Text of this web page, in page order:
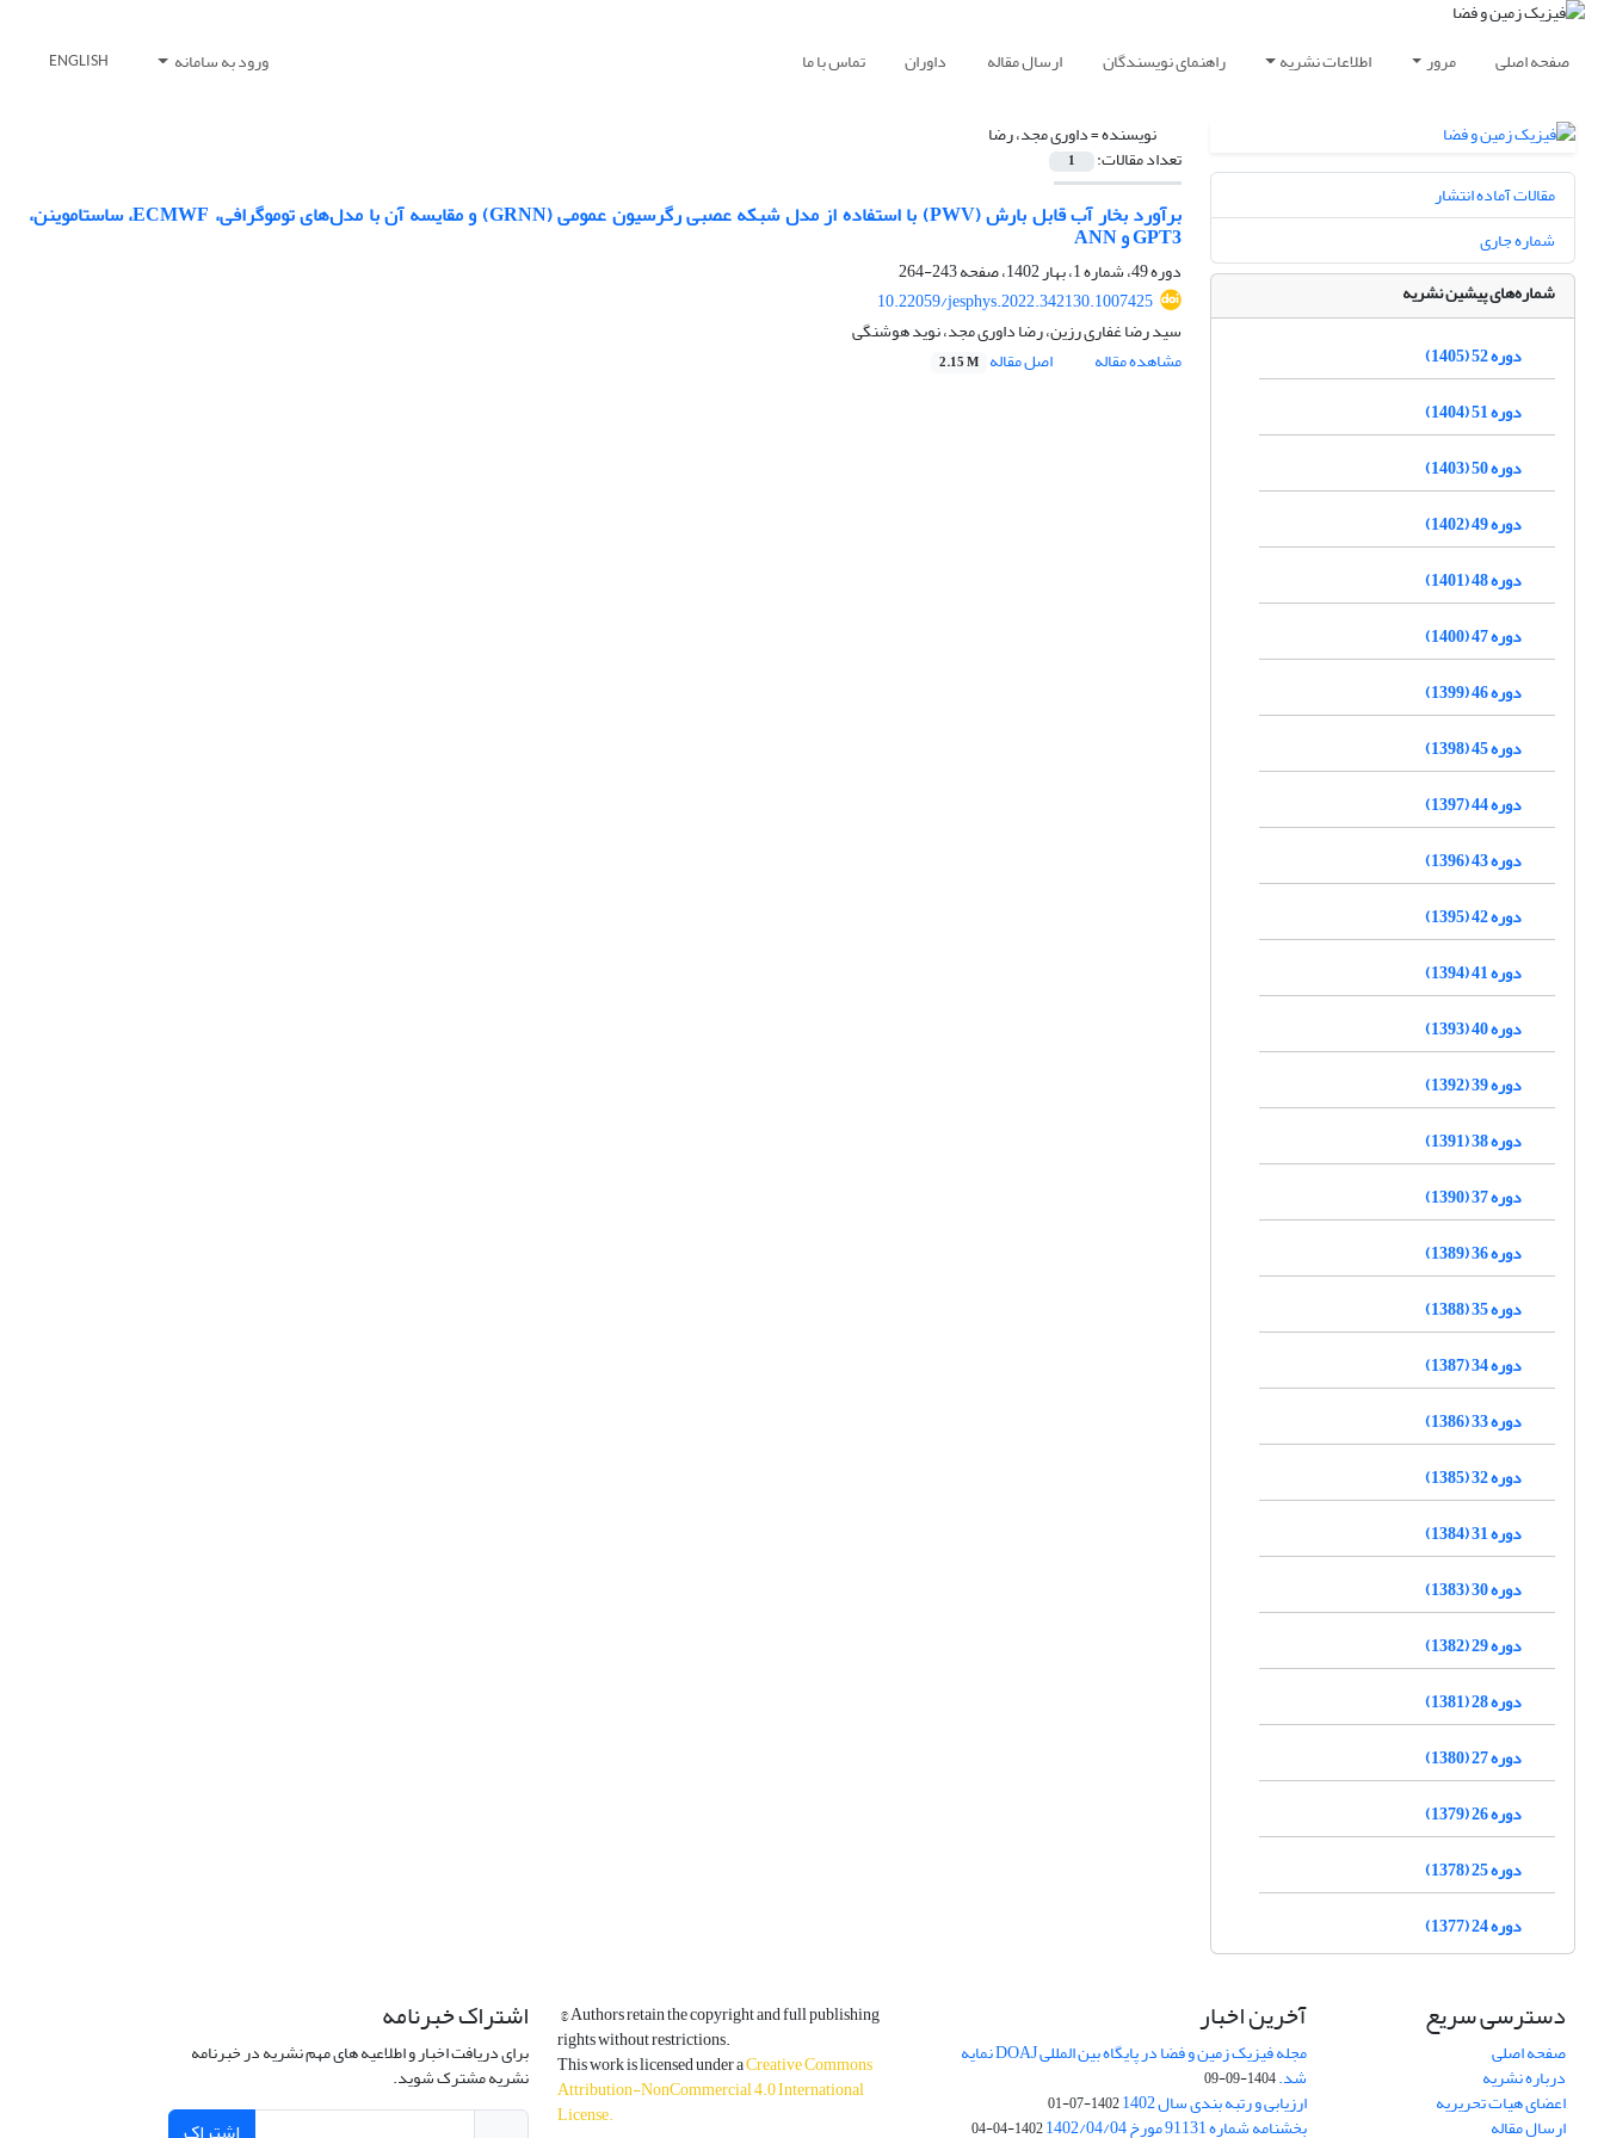
صفحه اصلی مرور اطلاعات نشریه راهنمای نویسندگان ارسال مقاله داوران تماس با ما ورود به سامانه ENGLISH
نویسنده =داوری مجد، رضا
تعداد مقالات: 1
برآورد بخار آب قابل بارش (PWV) با استفاده از مدل شبکه عصبی رگرسیون عمومی (GRNN) و مقایسه آن با مدل‌های توموگرافی، ECMWF، ساستاموینن،
GPT3 و ANN
دوره 49، شماره 1، بهار 1402، صفحه
243-264
10.22059/jesphys.2022.342130.1007425
سید رضا غفاری رزین، رضا داوری مجد، نوید هوشنگی
مشاهده مقاله
اصل مقاله 2.15 M
مقالات آماده انتشار
شماره جاری
شماره‌های پیشین نشریه
دوره 52 (1405)
دوره 51 (1404)
دوره 50 (1403)
دوره 49 (1402)
دوره 48 (1401)
دوره 47 (1400)
دوره 46 (1399)
دوره 45 (1398)
دوره 44 (1397)
دوره 43 (1396)
دوره 42 (1395)
دوره 41 (1394)
دوره 40 (1393)
دوره 39 (1392)
دوره 38 (1391)
دوره 37 (1390)
دوره 36 (1389)
دوره 35 (1388)
دوره 34 (1387)
دوره 33 (1386)
دوره 32 (1385)
دوره 31 (1384)
دوره 30 (1383)
دوره 29 (1382)
دوره 28 (1381)
دوره 27 (1380)
دوره 26 (1379)
دوره 25 (1378)
دوره 24 (1377)
دسترسی سریع
صفحه اصلی
درباره نشریه
اعضای هیات تحریریه
ارسال مقاله
آخرین اخبار
مجله فیزیک زمین و فضا در پایگاه بین المللی DOAJ نمایه
شد.1404-09-09
ارزیابی و رتبه بندی سال 1402 1402-07-01
بخشنامه شماره 91131 مورخ 1402/04/04 1402-04-04
© Authors retain the copyright and full publishing
rights without restrictions.
This work is licensed under aCreative Commons
Attribution-NonCommercial 4.0 International
License.
اشتراک خبرنامه
برای دریافت اخبار و اطلاعیه های مهم نشریه در خبرنامه
نشریه مشترک شوید.